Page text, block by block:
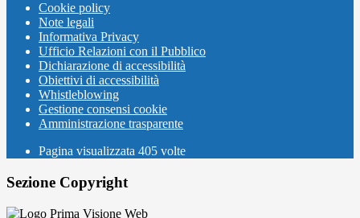
Cookie policy
Note legali
Informativa Privacy
Ufficio Relazioni con il Pubblico
Dichiarazione di accessibilità
Obiettivi di accessibilità
Whistleblowing
Gestione consensi cookie
Amministrazione trasparente
Pagina visualizzata 405 volte
Sezione Copyright